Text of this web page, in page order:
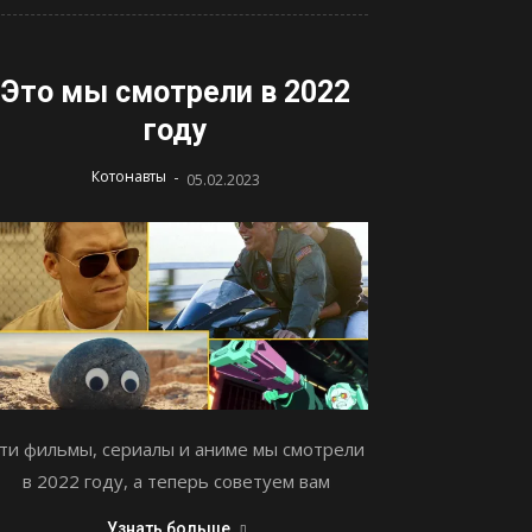
Это мы смотрели в 2022
году
Котонавты - 05.02.2023
фильмы, сериалы и аниме мы смотрели
в 2022 году, а теперь советуем вам